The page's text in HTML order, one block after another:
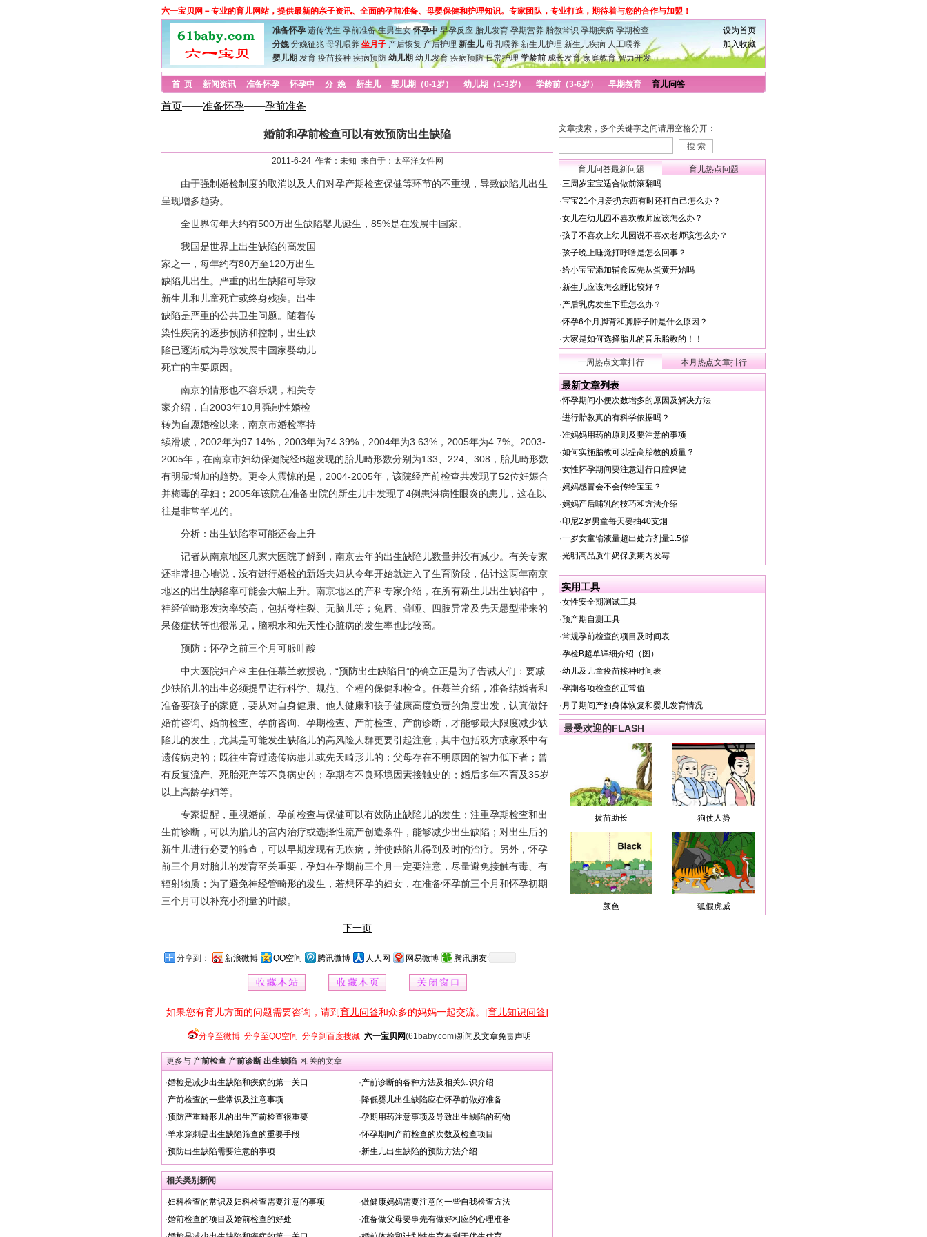
六一宝贝网－专业的育儿网站，提供最新的亲子资讯、全面的孕前准备、母婴保健和护理知识。专家团队，专业打造，期待着与您的合作与加盟！
准备怀孕 遗传优生 孕前准备 生男生女 怀孕中 早孕反应 胎儿发育 孕期营养 胎教常识 孕期疾病 孕期检查
分娩 分娩征兆 母乳喂养 坐月子 产后恢复 产后护理 新生儿 母乳喂养 新生儿护理 新生儿疾病 人工喂养
婴儿期 发育 疫苗接种 疾病预防 幼儿期 幼儿发育 疾病预防 日常护理 学龄前 成长发育 家庭教育 智力开发
设为首页
加入收藏
首 页 新闻资讯 准备怀孕 怀孕中 分 娩 新生儿 婴儿期（0-1岁） 幼儿期（1-3岁） 学龄前（3-6岁） 早期教育 育儿问答
首页——准备怀孕——孕前准备
婚前和孕前检查可以有效预防出生缺陷
2011-6-24 作者：未知 来自于：太平洋女性网
由于强制婚检制度的取消以及人们对孕产期检查保健等环节的不重视，导致缺陷儿出生
呈现增多趋势。
全世界每年大约有500万出生缺陷婴儿诞生，85%是在发展中国家。
我国是世界上出生缺陷的高发国
家之一，每年约有80万至120万出生
缺陷儿出生。严重的出生缺陷可导致
新生儿和儿童死亡或终身残疾。出生
缺陷是严重的公共卫生问题。随着传
染性疾病的逐步预防和控制，出生缺
陷已逐渐成为导致发展中国家婴幼儿
死亡的主要原因。
南京的情形也不容乐观，相关专
家介绍，自2003年10月强制性婚检
转为自愿婚检以来，南京市婚检率持
续滑坡，2002年为97.14%，2003年为74.39%，2004年为3.63%，2005年为4.7%。2003-
2005年，在南京市妇幼保健院经B超发现的胎儿畸形数分别为133、224、308，胎儿畸形数
有明显增加的趋势。更令人震惊的是，2004-2005年，该院经产前检查共发现了52位妊娠合
并梅毒的孕妇；2005年该院在准备出院的新生儿中发现了4例患淋病性眼炎的患儿，这在以
往是非常罕见的。
分析：出生缺陷率可能还会上升
记者从南京地区几家大医院了解到，南京去年的出生缺陷儿数量并没有减少。有关专家
还非常担心地说，没有进行婚检的新婚夫妇从今年开始就进入了生育阶段，估计这两年南京
地区的出生缺陷率可能会大幅上升。南京地区的产科专家介绍，在所有新生儿出生缺陷中，
神经管畸形发病率较高，包括脊柱裂、无脑儿等；兔唇、聋哑、四肢异常及先天愚型带来的
呆傻症状等也很常见，脑积水和先天性心脏病的发生率也比较高。
预防：怀孕之前三个月可服叶酸
中大医院妇产科主任任慕兰教授说，“预防出生缺陷日”的确立正是为了告诫人们：要减
少缺陷儿的出生必须提早进行科学、规范、全程的保健和检查。任慕兰介绍，准备结婚者和
准备要孩子的家庭，要从对自身健康、他人健康和孩子健康高度负责的角度出发，认真做好
婚前咨询、婚前检查、孕前咨询、孕期检查、产前检查、产前诊断，才能够最大限度减少缺
陷儿的发生，尤其是可能发生缺陷儿的高风险人群更要引起注意，其中包括双方或家系中有
遗传病史的；既往生育过遗传病患儿或先天畸形儿的；父母存在不明原因的智力低下者；曾
有反复流产、死胎死产等不良病史的；孕期有不良环境因素接触史的；婚后多年不育及35岁
以上高龄孕妇等。
专家提醒，重视婚前、孕前检查与保健可以有效防止缺陷儿的发生；注重孕期检查和出
生前诊断，可以为胎儿的宫内治疗或选择性流产创造条件，能够减少出生缺陷；对出生后的
新生儿进行必要的筛查，可以早期发现有无疾病，并使缺陷儿得到及时的治疗。另外，怀孕
前三个月对胎儿的发育至关重要，孕妇在孕期前三个月一定要注意，尽量避免接触有毒、有
辐射物质；为了避免神经管畸形的发生，若想怀孕的妇女，在准备怀孕前三个月和怀孕初期
三个月可以补充小剂量的叶酸。
下一页
分享到： 新浪微博 QQ空间 腾讯微博 人人网 网易微博 腾讯朋友
如果您有育儿方面的问题需要咨询，请到育儿问答和众多的妈妈一起交流。[育儿知识问答]
分享至微博 分享至QQ空间 分享到百度搜藏 六一宝贝网(61baby.com)新闻及文章免责声明
更多与 产前检查 产前诊断 出生缺陷 相关的文章
·婚检是减少出生缺陷和疾病的第一关口 ·产前诊断的各种方法及相关知识介绍
·产前检查的一些常识及注意事项 ·降低婴儿出生缺陷应在怀孕前做好准备
·预防严重畸形儿的出生产前检查很重要 ·孕期用药注意事项及导致出生缺陷的药物
·羊水穿刺是出生缺陷筛查的重要手段 ·怀孕期间产前检查的次数及检查项目
·预防出生缺陷需要注意的事项 ·新生儿出生缺陷的预防方法介绍
相关类别新闻
·妇科检查的常识及妇科检查需要注意的事项 ·做健康妈妈需要注意的一些自我检查方法
·婚前检查的项目及婚前检查的好处 ·准备做父母要事先有做好相应的心理准备
文章搜索，多个关键字之间请用空格分开：
育儿问答最新问题
育儿热点问题
·三周岁宝宝适合做前滚翻吗
·宝宝21个月爱扔东西有时还打自己怎么办？
·女儿在幼儿园不喜欢教师应该怎么办？
·孩子不喜欢上幼儿园说不喜欢老师该怎么办？
·孩子晚上睡觉打呼噜是怎么回事？
·给小宝宝添加辅食应先从蛋黄开始吗
·新生儿应该怎么睡比较好？
·产后乳房发生下垂怎么办？
·怀孕6个月脚背和脚脖子肿是什么原因？
·大家是如何选择胎儿的音乐胎教的！！
一周热点文章排行 本月热点文章排行
最新文章列表
·怀孕期间小便次数增多的原因及解决方法
·进行胎教真的有科学依据吗？
·准妈妈用药的原则及要注意的事项
·如何实施胎教可以提高胎教的质量？
·女性怀孕期间要注意进行口腔保健
·妈妈感冒会不会传给宝宝？
·妈妈产后哺乳的技巧和方法介绍
·印尼2岁男童每天要抽40支烟
·一岁女童输液量超出处方剂量1.5倍
·光明高品质牛奶保质期内发霉
实用工具
·女性安全期测试工具
·预产期自测工具
·常规孕前检查的项目及时间表
·孕检B超单详细介绍（图）
·幼儿及儿童疫苗接种时间表
·孕期各项检查的正常值
· 月子期间产妇身体恢复和婴儿发育情况
最受欢迎的FLASH
拔苗助长 狗仗人势
颜色 狐假虎威